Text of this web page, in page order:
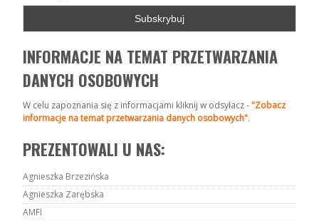
INFORMACJE NA TEMAT PRZETWARZANIA
DANYCH OSOBOWYCH
W celu zapoznania się z informacjami kliknij w odsyłacz -"Zobacz
informacje na temat przetwarzania danych osobowych".
PREZENTOWALI U NAS:
Agnieszka Brzezińska
Agnieszka Zarębska
AMFI